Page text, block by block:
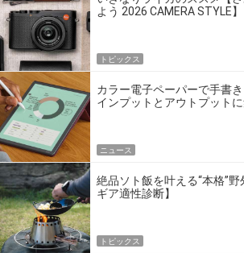
よう 2026 CAMERA STYLE】
トピックス
カラー電子ペーパーで手書
インプットとアウトプット
ニュース
絶品ソト飯を叶える“本格”
ギア適性診断】
トピックス